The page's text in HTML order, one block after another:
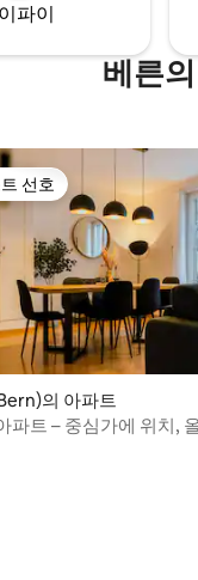
파이
베른
선호
선호
의 아파트
파트 – 중심가에 위치,